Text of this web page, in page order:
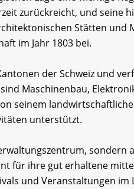
zurückreicht, und seine
Stätten und
im Jahr 1803 bei.
der Schweiz und
Maschinenbau,
seinem
unterstützt.
sondern
für ihre gut erhaltene
und Veranstaltungen im